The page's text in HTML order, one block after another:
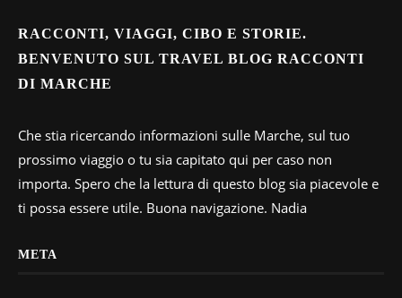
RACCONTI, VIAGGI, CIBO E STORIE.
BENVENUTO SUL TRAVEL BLOG RACCONTI
DI MARCHE
Che stia ricercando informazioni sulle Marche, sul tuo
prossimo viaggio o tu sia capitato qui per caso non
importa. Spero che la lettura di questo blog sia piacevole e
ti possa essere utile. Buona navigazione. Nadia
META